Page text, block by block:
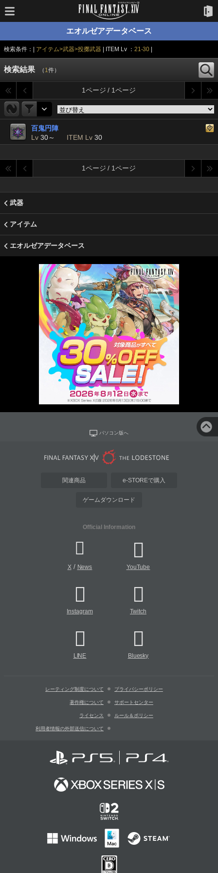
エオルゼアデータベース
検索条件：| アイテム>武器>投擲武器 | ITEM Lv ： 21-30
検索結果 （ 1件）
1ページ / 1ページ
百鬼円陣
Lv 30～ ITEM Lv 30
1ページ / 1ページ
武器
アイテム
エオルゼアデータベース
パソコン版へ
関連商品 e-STOREで購入
ゲームダウンロード
Official Information
X/ News YouTube
Instagram Twitch
LINE Bluesky
レーティング制度について プライバシーポリシー
著作権について サポートセンター
ライセンス ルール＆ポリシー
利用者情報の外部送信について